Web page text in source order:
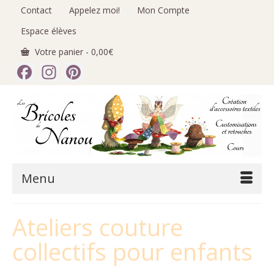
Contact Appelez moi!
Mon Compte
Espace élèves
Votre panier - 0,00€
Facebook
Instagram
Menu
Ateliers couture
collectifs pour enfants